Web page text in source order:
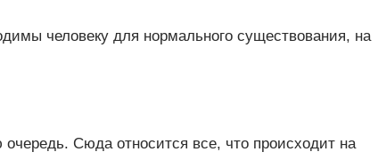
человеку для нормального существования, на
Сюда относится все, что происходит на